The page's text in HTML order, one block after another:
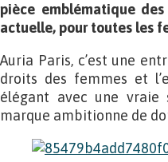
pièce emblématique
actuelle, pour toutes les
Auria Paris, c’est une
droits des femmes et
élégant avec une vraie
marque ambitionne de